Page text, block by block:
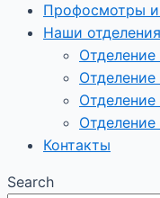
Профосмотры
Наши отделения
Отделение
Отделение
Контакты
Search